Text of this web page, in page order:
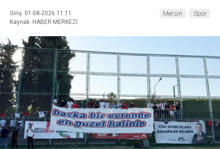
Giriş: 01-08-2026 11:11
Kaynak: HABER MERKEZI
Mersin Spor